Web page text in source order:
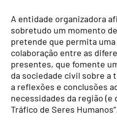
A entidade organizadora
sobretudo um momento
pretende que permita
colaboração entre as
presentes, que fomente
da sociedade civil sobre a
a reflexões e conclusões
necessidades da região (e
Tráfico de Seres